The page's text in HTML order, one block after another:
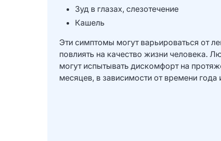
Зуд в глазах, слезотечение
Кашель
Эти симптомы могут варьироваться от
повлиять на качество жизни человека.
могут испытывать дискомфорт на
месяцев, в зависимости от времени